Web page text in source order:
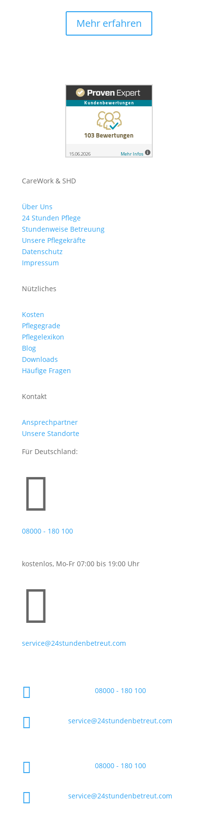
Mehr erfahren
CareWork & SHD
Über Uns
24 Stunden Pflege
Stundenweise Betreuung
Unsere Pflegekräfte
Datenschutz
Impressum
Nützliches
Kosten
Pflegegrade
Pflegelexikon
Blog
Downloads
Häufige Fragen
Kontakt
Ansprechpartner
Unsere Standorte
Für Deutschland:

08000 - 180 100
kostenlos, Mo-Fr 07:00 bis 19:00 Uhr

service@24stundenbetreut.com
 08000 - 180 100
 service@24stundenbetreut.com
 08000 - 180 100
 service@24stundenbetreut.com